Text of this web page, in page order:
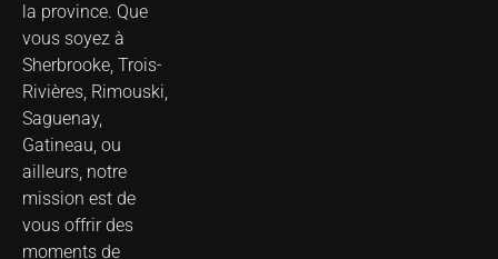
la province. Que
vous soyez à
Sherbrooke, Trois-
Rivières, Rimouski,
Saguenay,
Gatineau, ou
ailleurs, notre
mission est de
vous offrir des
moments de